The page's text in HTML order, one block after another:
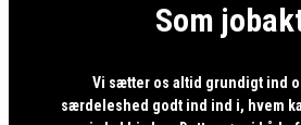
Som
Vi sætter os altid grundigt ind
særdeleshed godt ind ind i, hvem